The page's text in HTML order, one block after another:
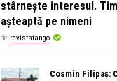
stârnește interesul.
așteaptă pe nimeni
de revistatango
Cosmin Filipaș: